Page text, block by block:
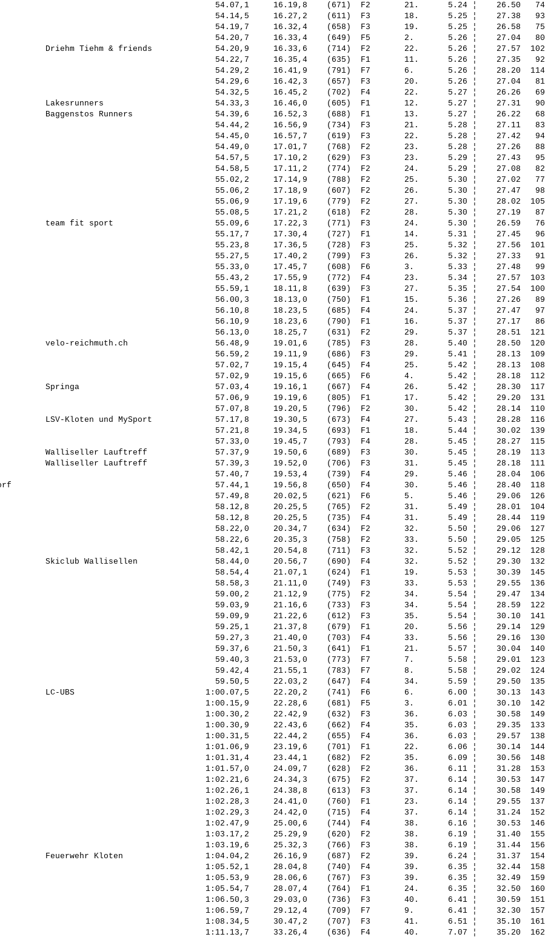
54.07,1     16.19,8    (671)  F2       21.      5.24 ¦    26.50
54.14,5     16.27,2    (611)  F3       18.      5.25 ¦    27.38
54.19,7     16.32,4    (658)  F3       19.      5.25 ¦    26.58
54.20,7     16.33,4    (649)  F5       2.       5.26 ¦    27.04
Driehm Tiehm & friends             54.20,9     16.33,6    (714)  F2       22.      5.26 ¦    27.57
54.22,7     16.35,4    (635)  F1       11.      5.26 ¦    27.35
54.29,2     16.41,9    (791)  F7       6.       5.26 ¦    28.20
54.29,6     16.42,3    (657)  F3       20.      5.26 ¦    27.04
54.32,5     16.45,2    (702)  F4       22.      5.27 ¦    26.26
Lakesrunners                       54.33,3     16.46,0    (605)  F1       12.      5.27 ¦    27.31
Baggenstos Runners                 54.39,6     16.52,3    (688)  F1       13.      5.27 ¦    26.22
54.44,2     16.56,9    (734)  F3       21.      5.28 ¦    27.11
54.45,0     16.57,7    (619)  F3       22.      5.28 ¦    27.42
54.49,0     17.01,7    (768)  F2       23.      5.28 ¦    27.26
54.57,5     17.10,2    (629)  F3       23.      5.29 ¦    27.43
54.58,5     17.11,2    (774)  F2       24.      5.29 ¦    27.08   82.¦
55.02,2     17.14,9    (788)  F2       25.      5.30 ¦    27.02   77.¦
55.06,2     17.18,9    (607)  F2       26.      5.30 ¦    27.47
55.06,9     17.19,6    (779)  F2       27.      5.30 ¦    28.02
55.08,5     17.21,2    (618)  F2       28.      5.30 ¦    27.19
team fit sport                     55.09,6     17.22,3    (771)  F3       24.      5.30 ¦    26.59
55.17,7     17.30,4    (727)  F1       14.      5.31 ¦    27.45
55.23,8     17.36,5    (728)  F3       25.      5.32 ¦    27.56
55.27,5     17.40,2    (799)  F3       26.      5.32 ¦    27.33
55.33,0     17.45,7    (608)  F6       3.       5.33 ¦    27.48
55.43,2     17.55,9    (772)  F4       23.      5.34 ¦    27.57
55.59,1     18.11,8    (639)  F3       27.      5.35 ¦    27.54  100.¦
56.00,3     18.13,0    (750)  F1       15.      5.36 ¦    27.26
56.10,8     18.23,5    (685)  F4       24.      5.37 ¦    27.47   97.¦
56.10,9     18.23,6    (790)  F1       16.      5.37 ¦    27.17
56.13,0     18.25,7    (631)  F2       29.      5.37 ¦    28.51
velo-reichmuth.ch                  56.48,9     19.01,6    (785)  F3       28.      5.40 ¦    28.50
56.59,2     19.11,9    (686)  F3       29.      5.41 ¦    28.13
57.02,7     19.15,4    (645)  F4       25.      5.42 ¦    28.13  108.¦
57.02,9     19.15,6    (665)  F6       4.       5.42 ¦    28.18
Springa                            57.03,4     19.16,1    (667)  F4       26.      5.42 ¦    28.30
57.06,9     19.19,6    (805)  F1       17.      5.42 ¦    29.20
57.07,8     19.20,5    (796)  F2       30.      5.42 ¦    28.14
LSV-Kloten und MySport             57.17,8     19.30,5    (673)  F4       27.      5.43 ¦    28.28
57.21,8     19.34,5    (693)  F1       18.      5.44 ¦    30.02
57.33,0     19.45,7    (793)  F4       28.      5.45 ¦    28.27
Walliseller Lauftreff              57.37,9     19.50,6    (689)  F3       30.      5.45 ¦    28.19
Walliseller Lauftreff              57.39,3     19.52,0    (706)  F3       31.      5.45 ¦    28.18
57.40,7     19.53,4    (739)  F4       29.      5.46 ¦    28.04
57.44,1     19.56,8    (650)  F4       30.      5.46 ¦    28.40
57.49,8     20.02,5    (621)  F6       5.       5.46 ¦    29.06
58.12,8     20.25,5    (765)  F2       31.      5.49 ¦    28.01
58.12,8     20.25,5    (735)  F4       31.      5.49 ¦    28.44
58.22,0     20.34,7    (634)  F2       32.      5.50 ¦    29.06
58.22,6     20.35,3    (758)  F2       33.      5.50 ¦    29.05
58.42,1     20.54,8    (711)  F3       32.      5.52 ¦    29.12
Skiclub Wallisellen                58.44,0     20.56,7    (690)  F4       32.      5.52 ¦    29.30
58.54,4     21.07,1    (624)  F1       19.      5.53 ¦    30.39  145.¦
58.58,3     21.11,0    (749)  F3       33.      5.53 ¦    29.55
59.00,2     21.12,9    (775)  F2       34.      5.54 ¦    29.47
59.03,9     21.16,6    (733)  F3       34.      5.54 ¦    28.59
59.09,9     21.22,6    (612)  F3       35.      5.54 ¦    30.10
59.25,1     21.37,8    (679)  F1       20.      5.56 ¦    29.14
59.27,3     21.40,0    (703)  F4       33.      5.56 ¦    29.16
59.37,6     21.50,3    (641)  F1       21.      5.57 ¦    30.04
59.40,3     21.53,0    (773)  F7       7.       5.58 ¦    29.01
59.42,4     21.55,1    (783)  F7       8.       5.58 ¦    29.02
59.50,5     22.03,2    (647)  F4       34.      5.59 ¦    29.50
LC-UBS                           1:00.07,5     22.20,2    (741)  F6       6.       6.00 ¦    30.13
1:00.15,9     22.28,6    (681)  F5       3.       6.01 ¦    30.10
1:00.30,2     22.42,9    (632)  F3       36.      6.03 ¦    30.58
1:00.30,9     22.43,6    (662)  F4       35.      6.03 ¦    29.35
1:00.31,5     22.44,2    (655)  F4       36.      6.03 ¦    29.57
1:01.06,9     23.19,6    (701)  F1       22.      6.06 ¦    30.14
1:01.31,4     23.44,1    (682)  F2       35.      6.09 ¦    30.56
1:01.57,0     24.09,7    (628)  F2       36.      6.11 ¦    31.28
1:02.21,6     24.34,3    (675)  F2       37.      6.14 ¦    30.53
1:02.26,1     24.38,8    (613)  F3       37.      6.14 ¦    30.58
1:02.28,3     24.41,0    (760)  F1       23.      6.14 ¦    29.55
1:02.29,3     24.42,0    (715)  F4       37.      6.14 ¦    31.24
1:02.47,9     25.00,6    (744)  F4       38.      6.16 ¦    30.53
1:03.17,2     25.29,9    (620)  F2       38.      6.19 ¦    31.40
1:03.19,6     25.32,3    (766)  F3       38.      6.19 ¦    31.44
Feuerwehr Kloten                 1:04.04,2     26.16,9    (687)  F2       39.      6.24 ¦    31.37
1:05.52,1     28.04,8    (740)  F4       39.      6.35 ¦    32.44
1:05.53,9     28.06,6    (767)  F3       39.      6.35 ¦    32.49
1:05.54,7     28.07,4    (764)  F1       24.      6.35 ¦    32.50
1:06.50,3     29.03,0    (736)  F3       40.      6.41 ¦    30.59
1:06.59,7     29.12,4    (709)  F7       9.       6.41 ¦    32.30
1:08.34,5     30.47,2    (707)  F3       41.      6.51 ¦    35.10
1:11.13,7     33.26,4    (636)  F4       40.      7.07 ¦    35.20